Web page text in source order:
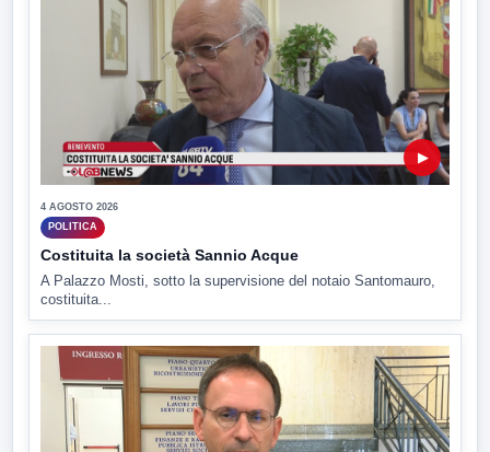
▶
4 AGOSTO 2026
POLITICA
Costituita la società Sannio Acque
A Palazzo Mosti, sotto la supervisione del notaio Santomauro,
costituita...